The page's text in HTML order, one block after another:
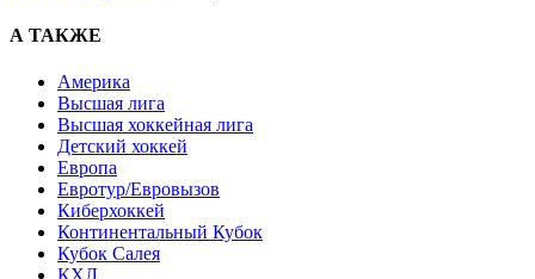
А ТАКЖЕ
Америка
Высшая лига
Высшая хоккейная лига
Детский хоккей
Европа
Евротур/Евровызов
Киберхоккей
Континентальный Кубок
Кубок Салея
КХЛ